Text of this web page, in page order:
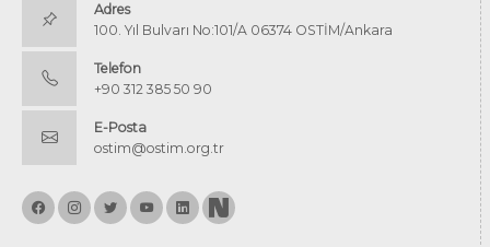
Adres
100. Yıl Bulvarı No:101/A 06374 OSTİM/Ankara
Telefon
+90 312 385 50 90
E-Posta
ostim@ostim.org.tr